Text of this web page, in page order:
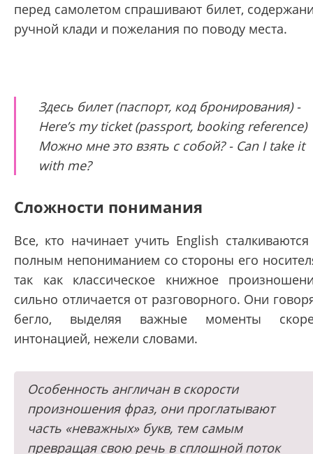
перед самолетом спрашивают билет,
ручной клади и пожелания по поводу места.
Здесь билет (паспорт, код бронирования) -
Here’s my ticket (passport, booking reference)
Можно мне это взять с собой? - Can I take it
with me?
Сложности понимания
Все, кто начинает учить English
полным непониманием со стороны его
так как классическое книжное
сильно отличается от разговорного. Они
бегло, выделяя важные моменты
интонацией, нежели словами.
Особенность англичан в скорости
произношения фраз, они проглатывают
часть «неважных» букв, тем самым
превращая свою речь в сплошной поток